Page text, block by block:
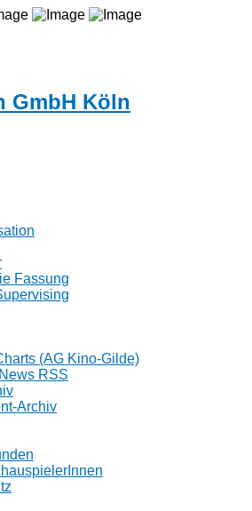
GmbH Köln
Fassung
(AG Kino-Gilde)
RSS
Archiv